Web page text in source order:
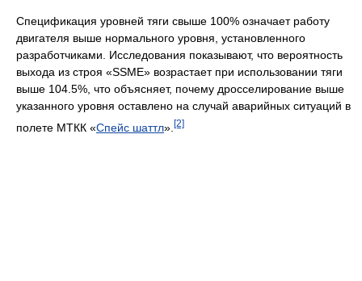
Спецификация уровней тяги свыше 100% означает работу
двигателя выше нормального уровня, установленного
разработчиками. Исследования показывают, что вероятность
выхода из строя «SSME» возрастает при использовании тяги
выше 104.5%, что объясняет, почему дросселирование выше
указанного уровня оставлено на случай аварийных ситуаций в
полете МТКК «Спейс шаттл». [2]